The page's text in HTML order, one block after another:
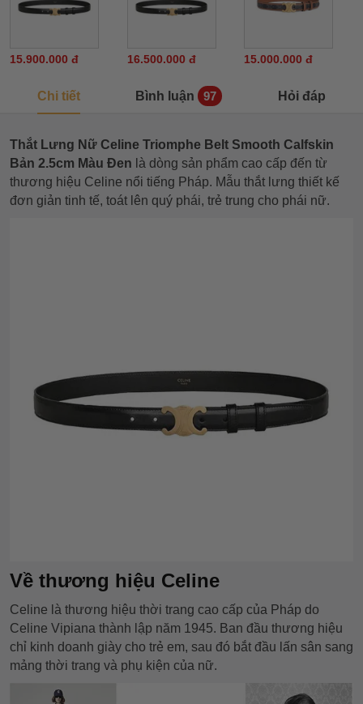
15.900.000 đ 16.500.000 đ 15.000.000 đ
Chi tiết Bình luận 97 Hỏi đáp
Thắt Lưng Nữ Celine Triomphe Belt Smooth Calfskin
Bản 2.5cm Màu Đen là dòng sản phẩm cao cấp đến từ
thương hiệu Celine nổi tiếng Pháp. Mẫu thắt lưng thiết kế
đơn giản tinh tế, toát lên quý phái, trẻ trung cho phái nữ.
Về thương hiệu Celine
Celine là thương hiệu thời trang cao cấp của Pháp do
Celine Vipiana thành lập năm 1945. Ban đầu thương hiệu
chỉ kinh doanh giày cho trẻ em, sau đó bắt đầu lấn sân sang
mảng thời trang và phụ kiện của nữ.